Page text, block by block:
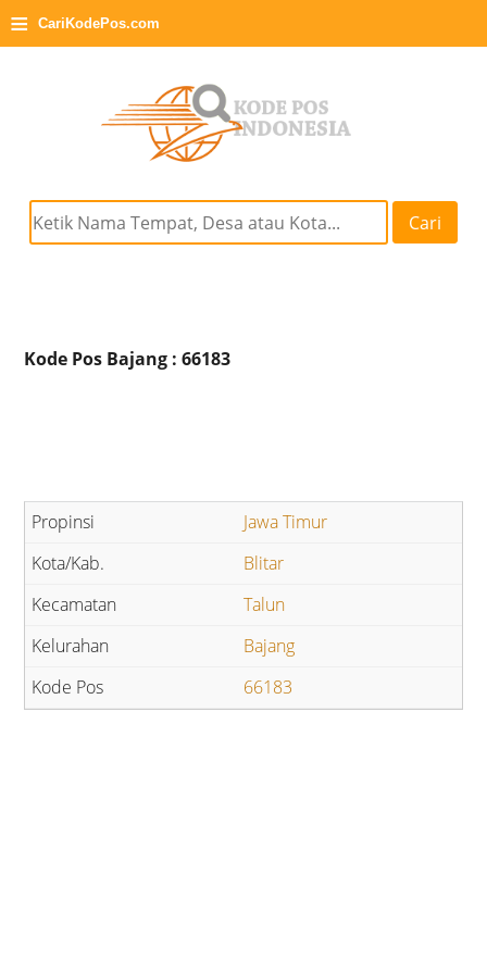
≡ CariKodePos.com
Cari
Kode Pos Bajang : 66183
Jawa Timur
Blitar
Talun
Bajang
66183